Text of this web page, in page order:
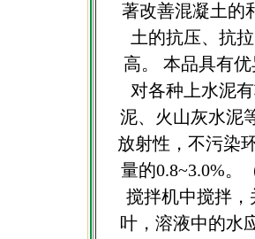
著改善混凝土的
土的抗压、抗
高。 本品具有
对各种上水泥
泥、火山灰水泥
放射性，不污染
量的0.8~3.0%。
搅拌机中搅拌，
叶，溶液中的水